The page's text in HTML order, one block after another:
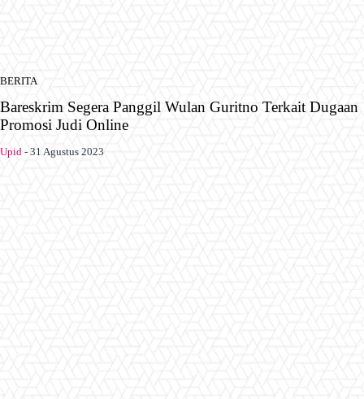
BERITA
Bareskrim Segera Panggil Wulan Guritno Terkait Dugaan
Promosi Judi Online
Upid - 31 Agustus 2023